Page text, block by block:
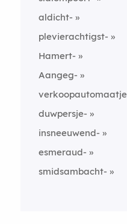
aldicht-
plevierachtigst-
Hamert-
Aangeg-
duwpersje-
insneeuwend-
esmeraud-
smidsambacht-